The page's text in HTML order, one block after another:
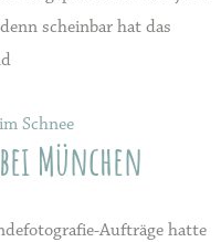
scheinbar hat das
München
Aufträge hatte